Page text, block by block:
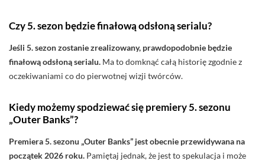
Czy 5. sezon będzie finałową odsłoną serialu?
Jeśli 5. sezon zostanie zrealizowany, prawdopodobnie będzie
finałową odsłoną serialu. Ma to domknąć całą historię zgodnie z
oczekiwaniami co do pierwotnej wizji twórców.
Kiedy możemy spodziewać się premiery 5. sezonu
„Outer Banks”?
Premiera 5. sezonu „Outer Banks” jest obecnie przewidywana na
początek 2026 roku. Pamiętaj jednak, że jest to spekulacja i może